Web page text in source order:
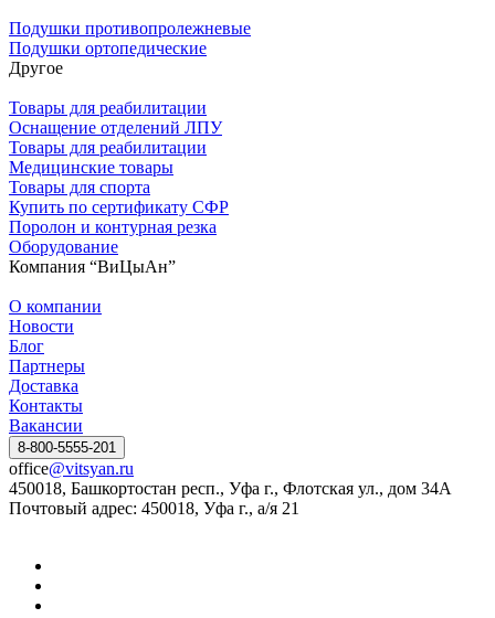
Подушки противопролежневые
Подушки ортопедические
Другое
Товары для реабилитации
Оснащение отделений ЛПУ
Товары для реабилитации
Медицинские товары
Товары для спорта
Купить по сертификату СФР
Поролон и контурная резка
Оборудование
Компания “ВиЦыАн”
О компании
Новости
Блог
Партнеры
Доставка
Контакты
Вакансии
8-800-5555-201
office@vitsyan.ru
450018, Башкортостан респ., Уфа г., Флотская ул., дом 34А
Почтовый адрес: 450018, Уфа г., а/я 21